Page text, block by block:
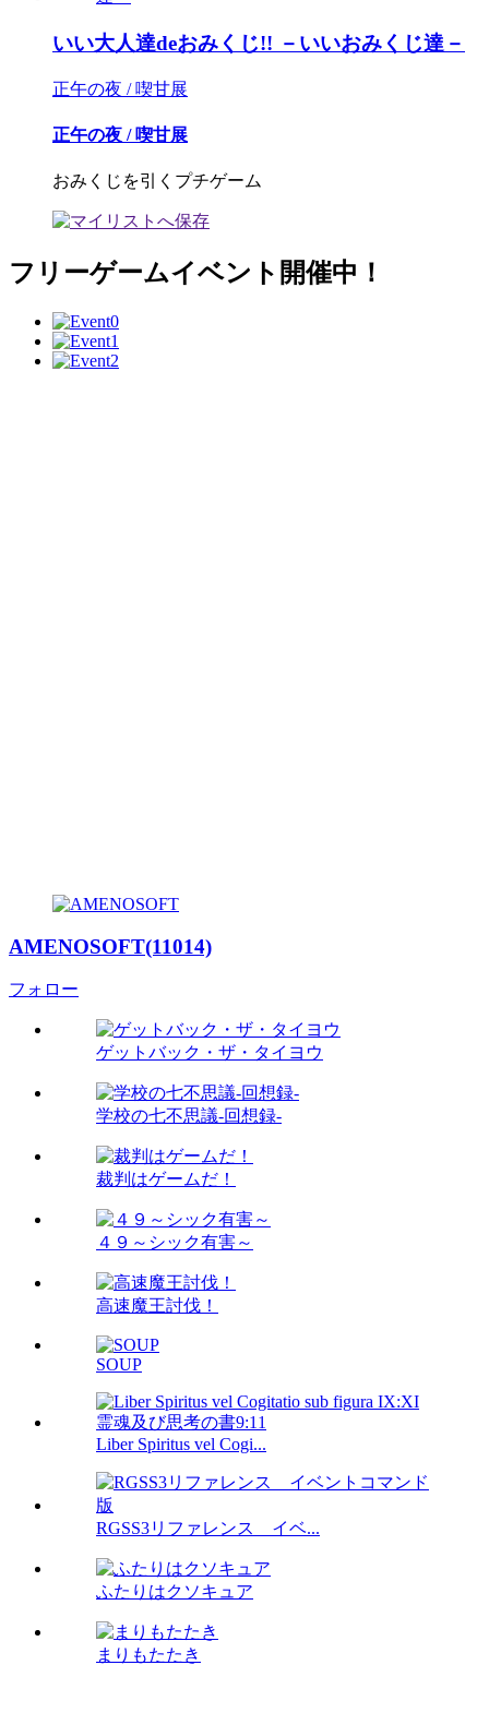
いい大人達deおみくじ!! －いいおみくじ達－
正午の夜 / 喫甘展
正午の夜 / 喫甘展
おみくじを引くプチゲーム
フリーゲームイベント開催中！
AMENOSOFT(11014)
フォロー
ゲットバック・ザ・タイヨウ
学校の七不思議-回想録-
裁判はゲームだ！
４９～シック有害～
高速魔王討伐！
SOUP
Liber Spiritus vel Cogi...
RGSS3リファレンス イベ...
ふたりはクソキュア
まりもたたき